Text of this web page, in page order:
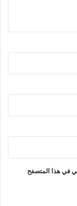
في هذا المتصفح